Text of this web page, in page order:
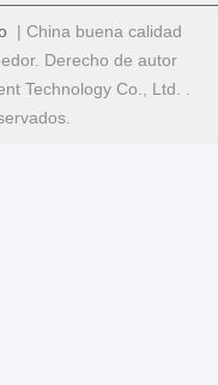
| China buena calidad
Derecho de autor
Technology Co., Ltd. .